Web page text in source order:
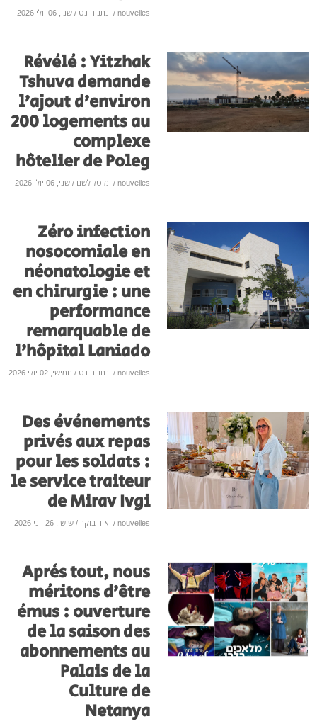
nouvelles
/נתניה נט / שני, 06 יולי 2026
Révélé : Yitzhak
Tshuva demande
l’ajout d’environ
200 logements au
complexe
hôtelier de Poleg
nouvelles
/מיטל לשם/ שני, 06 יולי 2026
Zéro infection
nosocomiale en
néonatologie et
en chirurgie : une
performance
remarquable de
l’hôpital Laniado
nouvelles
/נתניה נט / חמישי, 02 יולי 2026
Des événements
privés aux repas
pour les soldats :
le service traiteur
de Mirav Ivgi
nouvelles
/אור בוקר / שישי, 26 יוני 2026
Après tout, nous
méritons d’être
émus : ouverture
de la saison des
abonnements au
Palais de la
Culture de
Netanya